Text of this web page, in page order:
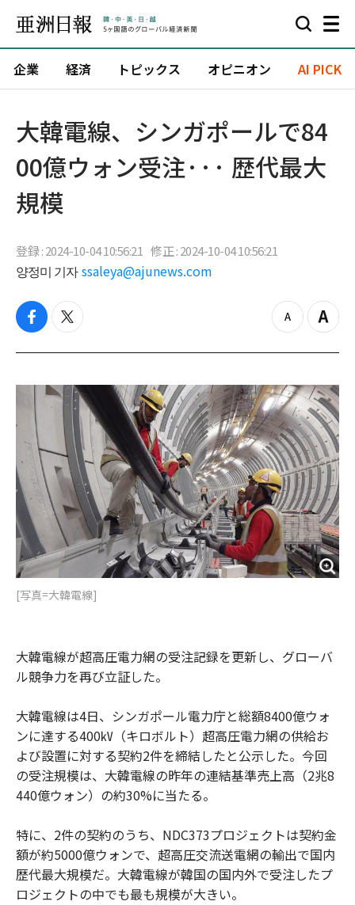
企業 経済 トピックス オピニオン AI PICK
大韓電線、シンガポールで84
00億ウォン受注··· 歴代最大
規模
登録 : 2024-10-04 10:56:21 修正 : 2024-10-04 10:56:21
양정미 기자 ssaleya@ajunews.com
f
c
b
o
k
t
i
t
e
z
o
o
u
t
Z
o
i
n
[写真=大韓電線]
大韓電線が超高圧電力網の受注記録を更新し、グローバ
ル競争力を再び立証した。
大韓電線は4日、シンガポール電力庁と総額8400億ウォ
ンに達する400㎸（キロボルト）超高圧電力網の供給お
よび設置に対する契約2件を締結したと公示した。今回
の受注規模は、大韓電線の昨年の連結基準売上高（2兆8
440億ウォン）の約30%に当たる。
特に、2件の契約のうち、NDC373プロジェクトは契約金
額が約5000億ウォンで、超高圧交流送電網の輸出で国内
歴代最大規模だ。大韓電線が韓国の国内外で受注したプ
ロジェクトの中でも最も規模が大きい。